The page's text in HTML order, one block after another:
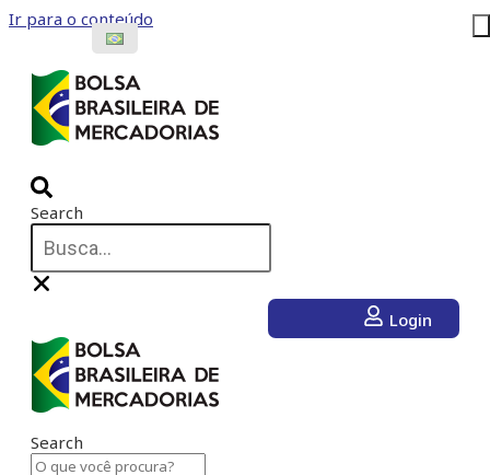
Ir para o conteúdo
Search
Login
Search